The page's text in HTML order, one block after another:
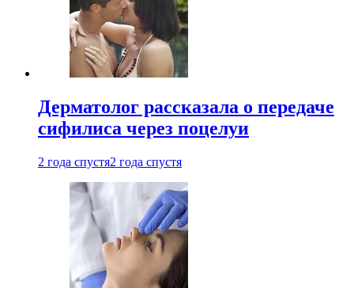
Дерматолог рассказала о передаче
сифилиса через поцелуи
2 года спустя2 года спустя